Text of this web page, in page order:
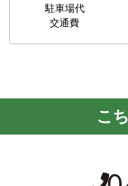
駐車場代
交通費
こ